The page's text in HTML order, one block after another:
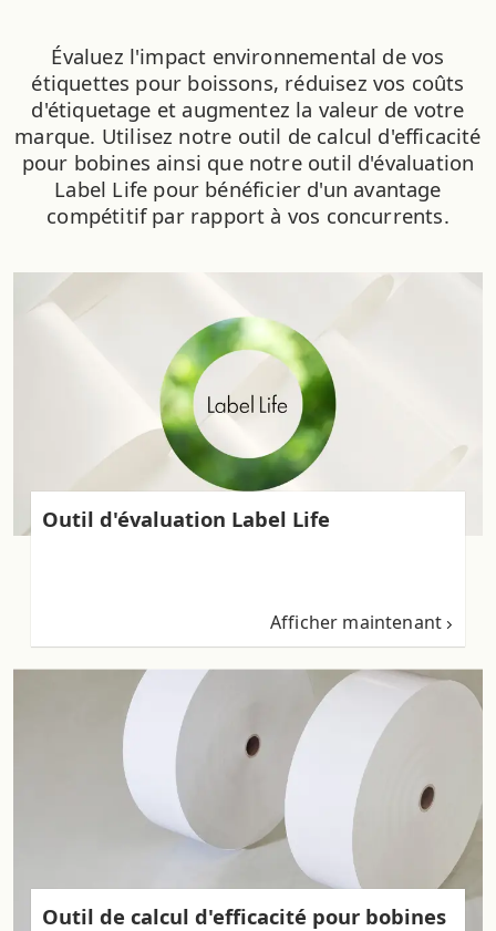
Évaluez l'impact environnemental de vos
étiquettes pour boissons, réduisez vos coûts
d'étiquetage et augmentez la valeur de votre
marque. Utilisez notre outil de calcul d'efficacité
pour bobines ainsi que notre outil d'évaluation
Label Life pour bénéficier d'un avantage
compétitif par rapport à vos concurrents.
Outil d'évaluation Label Life
Afficher maintenant
Outil de calcul d'efficacité pour bobines